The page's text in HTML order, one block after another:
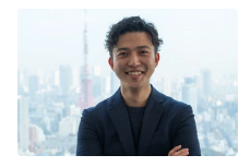
トナムへ渡航！就活中の時の話
から、新卒2年目で3カ国の営業
マネージメントを任されるまで
の話